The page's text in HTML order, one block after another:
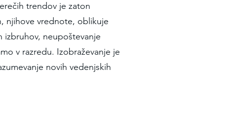
trendov je zaton
njihove vrednote, oblikuje
izbruhov, neupoštevanje
v razredu. Izobraževanje je
novih vedenjskih